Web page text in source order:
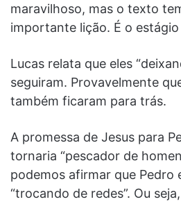
maravilhoso, mas o texto
importante lição. É o
Lucas relata que eles
seguiram. Provavelmente
também ficaram para trás.
A promessa de Jesus para
tornaria “pescador de
podemos afirmar que Pedro
“trocando de redes”. Ou